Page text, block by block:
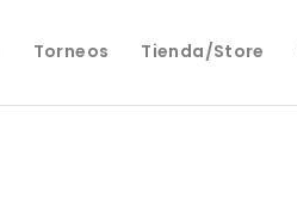
Torneos Tienda/Store